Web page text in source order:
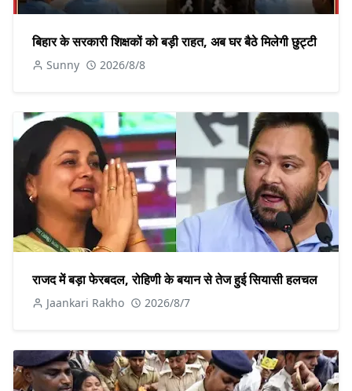
बिहार के सरकारी शिक्षकों को बड़ी राहत, अब घर बैठे मिलेगी छुट्टी
Sunny 2026/8/8
राजद में बड़ा फेरबदल, रोहिणी के बयान से तेज हुई सियासी हलचल
Jaankari Rakho 2026/8/7